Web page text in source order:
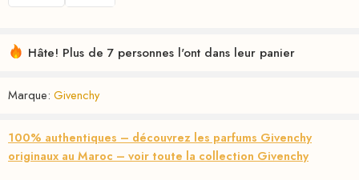
Hâte! Plus de 7 personnes l'ont dans leur panier
Marque: Givenchy
100% authentiques – découvrez les parfums Givenchy
originaux au Maroc – voir toute la collection Givenchy